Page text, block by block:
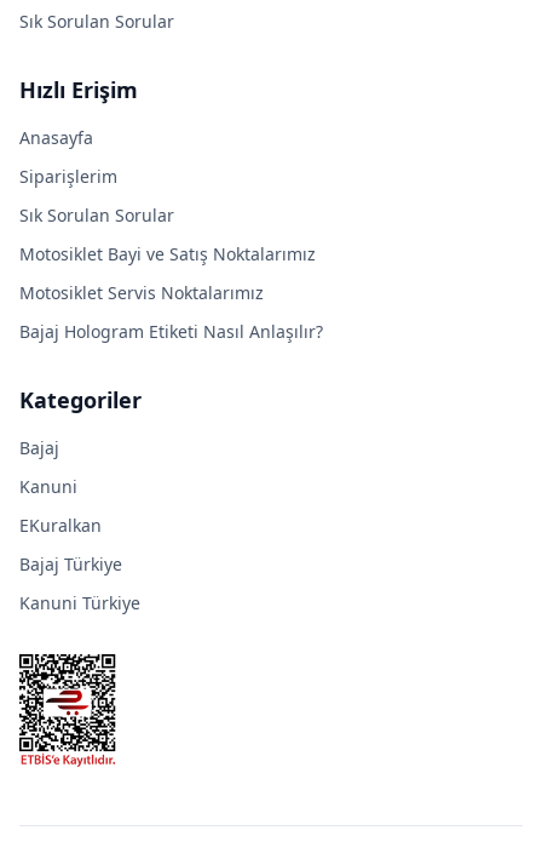
Sık Sorulan Sorular
Hızlı Erişim
Anasayfa
Siparişlerim
Sık Sorulan Sorular
Motosiklet Bayi ve Satış Noktalarımız
Motosiklet Servis Noktalarımız
Bajaj Hologram Etiketi Nasıl Anlaşılır?
Kategoriler
Bajaj
Kanuni
EKuralkan
Bajaj Türkiye
Kanuni Türkiye